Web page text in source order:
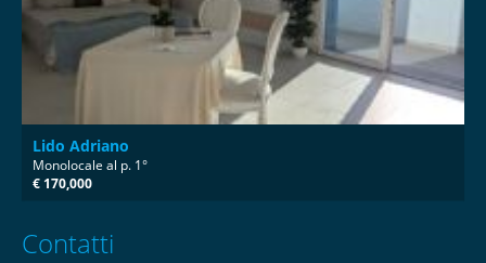
Lido Adriano
Monolocale al p. 1°
€ 170,000
Contatti